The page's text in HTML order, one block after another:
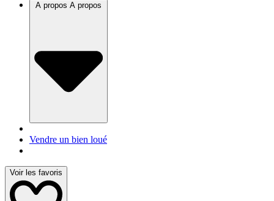
A propos
Vendre un bien loué
Voir les favoris